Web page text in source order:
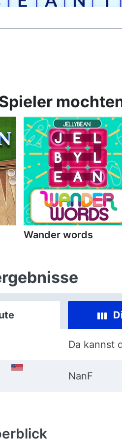
Wander words
Da kannst
NanF